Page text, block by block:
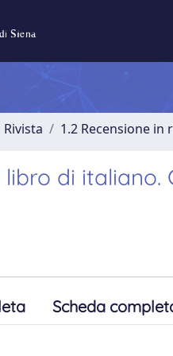
1.2 Recensione in
libro di
Scheda